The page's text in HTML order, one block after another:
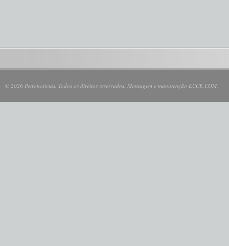
© 2026 Petronotícias. Todos os direitos reservados. Montagem e manutenção ECCE.COM.